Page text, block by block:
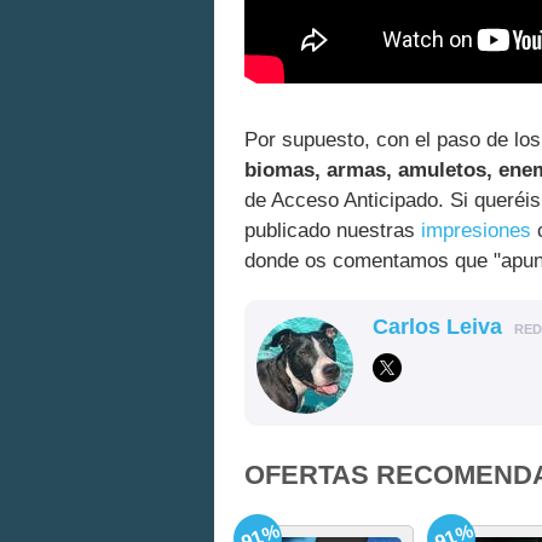
Por supuesto, con el paso de
biomas, armas, amuletos,
de Acceso Anticipado. Si
publicado nuestras impresiones
donde os comentamos que
Carlos Leiva
OFERTAS